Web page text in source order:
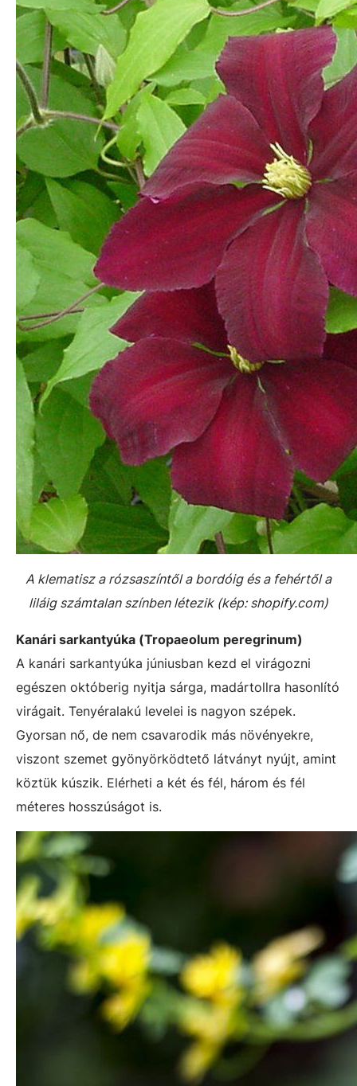
A klematisz a rózsaszíntől a bordóig és a fehértől a
liláig számtalan színben létezik (kép: shopify.com)
Kanári sarkantyúka (Tropaeolum peregrinum)
A kanári sarkantyúka júniusban kezd el virágozni
egészen októberig nyitja sárga, madártollra hasonlító
virágait. Tenyéralakú levelei is nagyon szépek.
Gyorsan nő, de nem csavarodik más növényekre,
viszont szemet gyönyörködtető látványt nyújt, amint
köztük kúszik. Elérheti a két és fél, három és fél
méteres hosszúságot is.